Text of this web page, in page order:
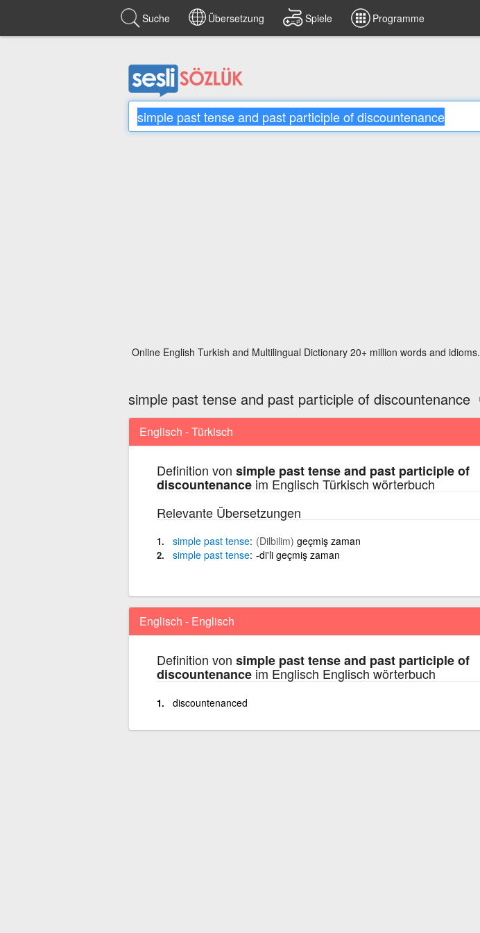
Suche Übersetzung Spiele Programme
Online English Turkish and Multilingual Dictionary 20+ million words and idioms.
simple past tense and past participle of discountenance
Englisch - Türkisch
Definition von simple past tense and past participle of
discountenanceim Englisch Türkisch wörterbuch
Relevante Übersetzungen
simple past tense (Dilbilim) geçmiş zaman
simple past tense -di'li geçmiş zaman
Englisch - Englisch
Definition von simple past tense and past participle of
discountenanceim Englisch Englisch wörterbuch
discountenanced